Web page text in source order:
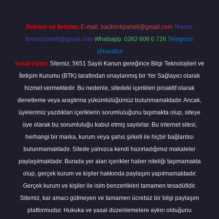
Reklam ve İletişim: E-mail: backlinkpaneli@gmail.com Teams:
forumhizmeti@gmail.com Whatsapp: 0262 606 0 726 Telegram:
@karabul
Yasal Uyarı: Sitemiz, 5651 Sayılı Kanun gereğince Bilgi Teknolojileri ve
İletişim Kurumu (BTK) tarafından onaylanmış bir Yer Sağlayıcı olarak
hizmet vermektedir. Bu nedenle, sitedeki içerikleri proaktif olarak
denetleme veya araştırma yükümlülüğümüz bulunmamaktadır. Ancak,
üyelerimiz yazdıkları içeriklerin sorumluluğunu taşımakta olup, siteye
üye olarak bu sorumluluğu kabul etmiş sayılırlar. Bu internet sitesi,
herhangi bir marka, kurum veya şahıs şirketi ile hiçbir bağlantısı
bulunmamaktadır. Sitede yalnızca kendi hazırladığımız makaleler
paylaşılmaktadır. Burada yer alan içerikler haber niteliği taşımamakta
olup, gerçek kurum ve kişiler hakkında paylaşım yapılmamaktadır.
Gerçek kurum ve kişiler ile isim benzerlikleri tamamen tesadüfidir.
Sitemiz, kar amacı gütmeyen ve tamamen ücretsiz bir bilgi paylaşım
platformudur. Hukuka ve yasal düzenlemelere aykırı olduğunu